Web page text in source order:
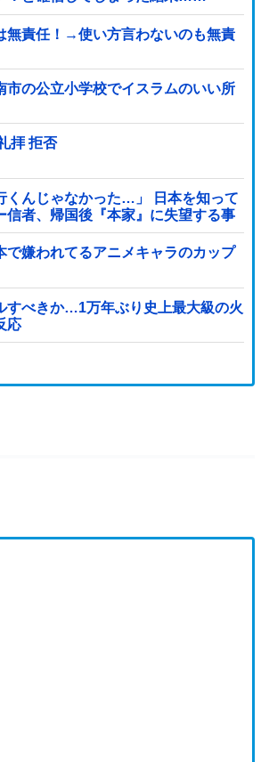
無責任！→使い方言わないのも無責
市の公立小学校でイスラムのいい所
拝 拒否
くんじゃなかった…」 日本を知って
信者、帰国後『本家』に失望する事
で嫌われてるアニメキャラのカップ
すべきか…1万年ぶり史上最大級の火
応